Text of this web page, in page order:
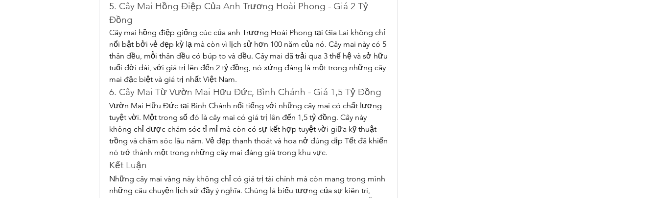
5. Cây Mai Hồng Điệp Của Anh Trương Hoài Phong - Giá 2 Tỷ
Đồng
Cây mai hồng điệp giống cúc của anh Trương Hoài Phong tại Gia Lai không chỉ
nổi bật bởi vẻ đẹp kỳ lạ mà còn vì lịch sử hơn 100 năm của nó. Cây mai này có 5
thân đều, mỗi thân đều có búp to và đều. Cây mai đã trải qua 3 thế hệ và sở hữu
tuổi đời dài, với giá trị lên đến 2 tỷ đồng, nó xứng đáng là một trong những cây
mai đặc biệt và giá trị nhất Việt Nam.
6. Cây Mai Từ Vườn Mai Hữu Đức, Bình Chánh - Giá 1,5 Tỷ Đồng
Vườn Mai Hữu Đức tại Bình Chánh nổi tiếng với những cây mai có chất lượng
tuyệt vời. Một trong số đó là cây mai có giá trị lên đến 1,5 tỷ đồng. Cây này
không chỉ được chăm sóc tỉ mỉ mà còn có sự kết hợp tuyệt vời giữa kỹ thuật
trồng và chăm sóc lâu năm. Vẻ đẹp thanh thoát và hoa nở đúng dịp Tết đã khiến
nó trở thành một trong những cây mai đáng giá trong khu vực.
Kết Luận
Những cây mai vàng này không chỉ có giá trị tài chính mà còn mang trong mình
những câu chuyện lịch sử đầy ý nghĩa. Chúng là biểu tượng của sự kiên trì,